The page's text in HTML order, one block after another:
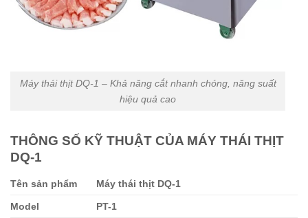
Máy thái thịt DQ-1 – Khả năng cắt nhanh chóng, năng suất
hiệu quả cao
THÔNG SỐ KỸ THUẬT CỦA MÁY THÁI THỊT
DQ-1
Tên sản phẩm Máy thái thịt DQ-1
Model PT-1